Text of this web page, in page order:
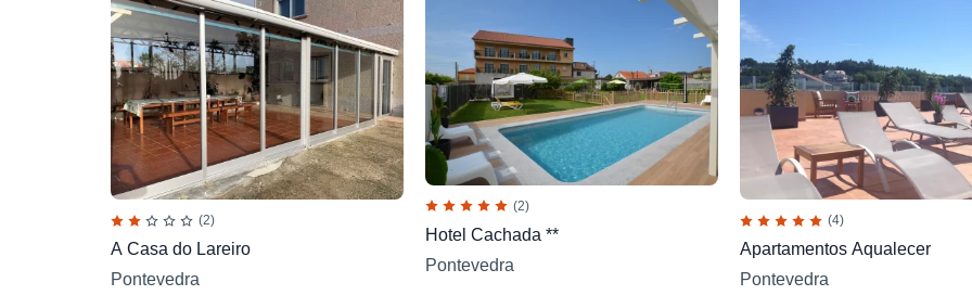
(2)
A Casa do Lareiro
Pontevedra
(2)
Hotel Cachada **
Pontevedra
(4)
Apartamentos Aqualecer
Pontevedra